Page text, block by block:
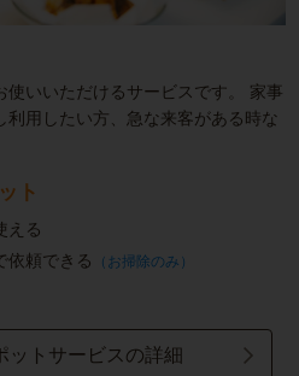
いいただけるサービスです。
家事
用したい方、急な来客がある時な
ト
える
依頼できる
（お掃除のみ）
ットサービスの詳細